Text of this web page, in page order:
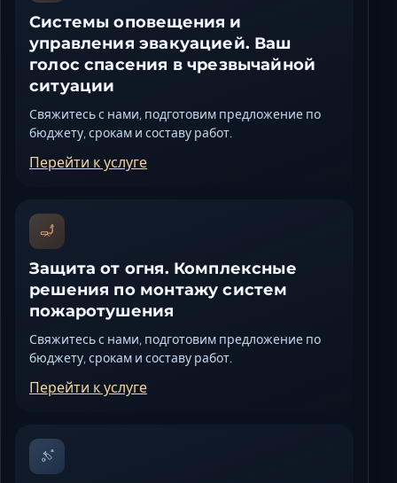
Системы оповещения и
управления эвакуацией. Ваш
голос спасения в чрезвычайной
ситуации
Свяжитесь с нами, подготовим предложение по
бюджету, срокам и составу работ.
Перейти к услуге
Защита от огня. Комплексные
решения по монтажу систем
пожаротушения
Свяжитесь с нами, подготовим предложение по
бюджету, срокам и составу работ.
Перейти к услуге